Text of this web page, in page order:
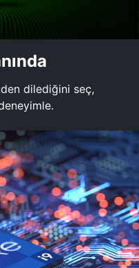
dilediğini seç,